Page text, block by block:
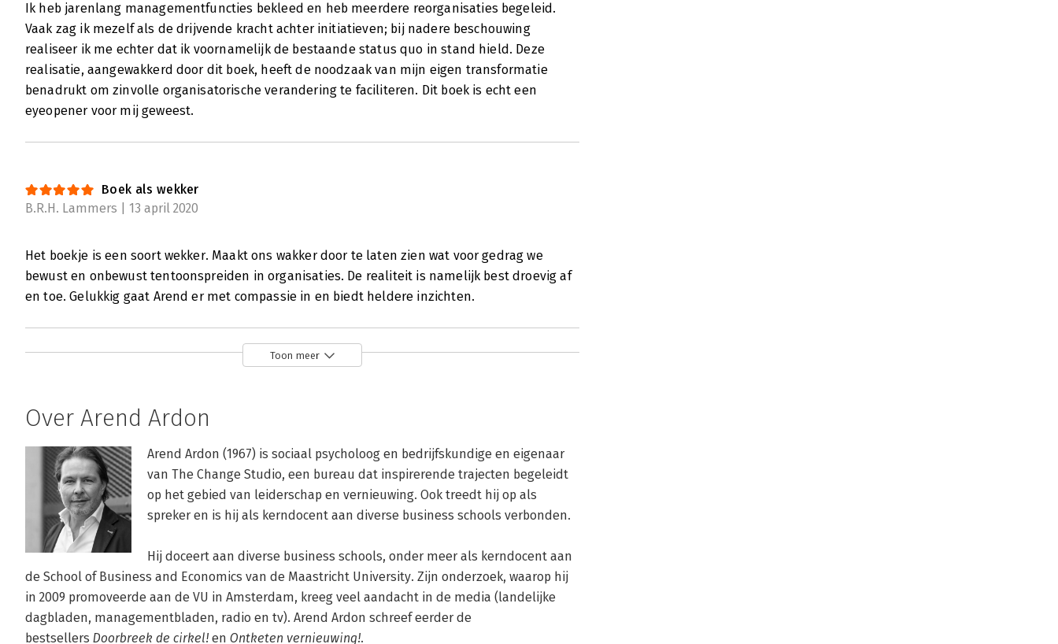
Ik heb jarenlang managementfuncties bekleed en heb meerdere reorganisaties begeleid.
Vaak zag ik mezelf als de drijvende kracht achter initiatieven; bij nadere beschouwing
realiseer ik me echter dat ik voornamelijk de bestaande status quo in stand hield. Deze
realisatie, aangewakkerd door dit boek, heeft de noodzaak van mijn eigen transformatie
benadrukt om zinvolle organisatorische verandering te faciliteren. Dit boek is echt een
eyeopener voor mij geweest.
Boek als wekker
B.R.H. Lammers | 13 april 2020
Het boekje is een soort wekker. Maakt ons wakker door te laten zien wat voor gedrag we
bewust en onbewust tentoonspreiden in organisaties. De realiteit is namelijk best droevig af
en toe. Gelukkig gaat Arend er met compassie in en biedt heldere inzichten.
Toon meer
Over Arend Ardon
Arend Ardon (1967) is sociaal psycholoog en bedrijfskundige en eigenaar
van The Change Studio, een bureau dat inspirerende trajecten begeleidt
op het gebied van leiderschap en vernieuwing. Ook treedt hij op als
spreker en is hij als kerndocent aan diverse business schools verbonden.
Hij doceert aan diverse business schools, onder meer als kerndocent aan
de School of Business and Economics van de Maastricht University. Zijn onderzoek, waarop hij
in 2009 promoveerde aan de VU in Amsterdam, kreeg veel aandacht in de media (landelijke
dagbladen, managementbladen, radio en tv). Arend Ardon schreef eerder de
bestsellers Doorbreek de cirkel! en Ontketen vernieuwing!.